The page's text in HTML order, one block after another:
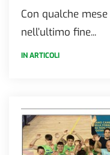
Con qualche
nell’ultimo fine...
IN ARTICOLI